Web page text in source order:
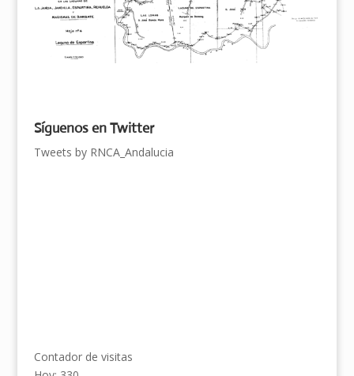
Síguenos en Twitter
Tweets by RNCA_Andalucia
Contador de visitas